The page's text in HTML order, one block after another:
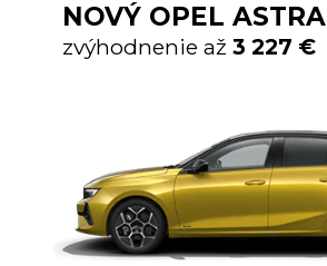
NOVÝ OPEL ASTRA
zvýhodnenie až 3 227 €